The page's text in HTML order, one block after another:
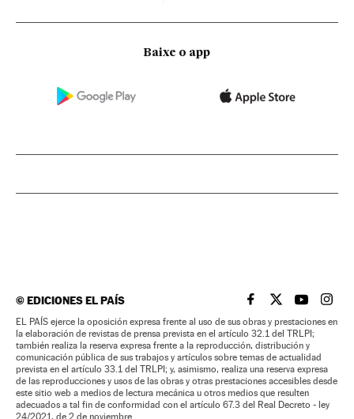
Baixe o app
©EDICIONES EL PAÍS EL PAÍS BRASIL EN
EL PAÍSEL PAÍS
EL
EL PAÍS ejerce la oposición expresa frente al uso de sus obras y prestaciones en
la elaboración de revistas de prensa prevista en el artículo 32.1 del TRLPI;
también realiza la reserva expresa frente a la reproducción, distribución y
comunicación pública de sus trabajos y artículos sobre temas de actualidad
prevista en el artículo 33.1 del TRLPI; y, asimismo, realiza una reserva expresa
de las reproducciones y usos de las obras y otras prestaciones accesibles desde
este sitio web a medios de lectura mecánica u otros medios que resulten
adecuados a tal fin de conformidad con el artículo 67.3 del Real Decreto - ley
24/2021, de 2 de noviembre